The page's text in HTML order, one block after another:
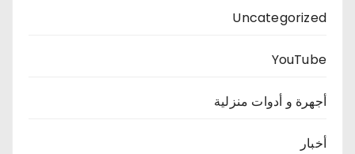
Uncategorized
YouTube
أجهرة و أدوات منزلية
أخبار